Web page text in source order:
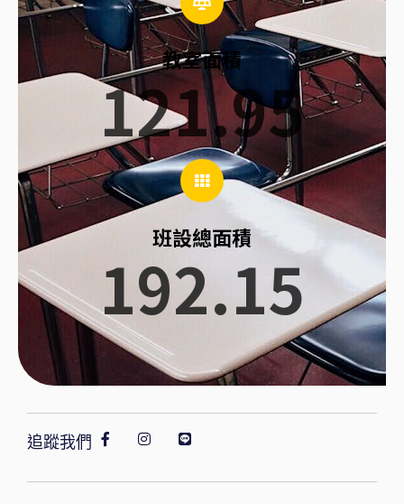
教室面積
121.95
班設總面積
192.15
追蹤我們